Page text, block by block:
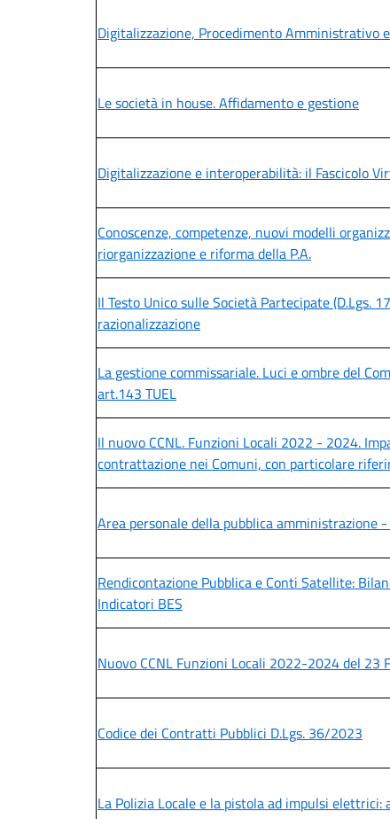
Digitalizzazione, Procedimento Amministrativo
Le società in house. Affidamento e gestione
Digitalizzazione e interoperabilità: il Fascicolo
Conoscenze, competenze, nuovi modelli
riorganizzazione e riforma della P.A.
Il Testo Unico sulle Società Partecipate
razionalizzazione
La gestione commissariale. Luci e ombre del
art.143 TUEL
Il nuovo CCNL. Funzioni Locali 2022 - 2024.
contrattazione nei Comuni, con particolare
Area personale della pubblica amministrazione
Rendicontazione Pubblica e Conti Satellite:
Indicatori BES
Nuovo CCNL Funzioni Locali 2022-2024 del 23
Codice dei Contratti Pubblici D.Lgs. 36/2023
La Polizia Locale e la pistola ad impulsi